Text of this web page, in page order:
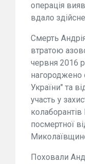
операція
вдало
Смерть
втратою
червня 2016
нагороджено
України" та
участь у
посмертної
Поховали